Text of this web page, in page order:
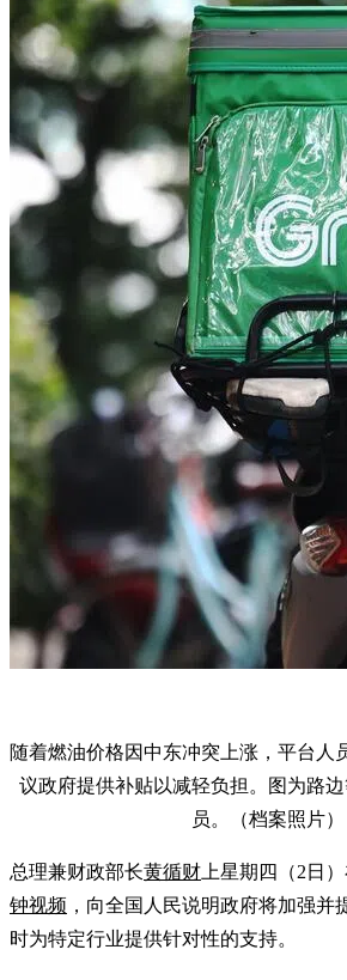
随着燃油价格因中东冲突上涨，平台人
议政府提供补贴以减轻负担。图为路
员。（档案照片）
总理兼财政部长黄循财上星期四（2日
钟视频 ，向全国人民说明政府将加强并
时为特定行业提供针对性的支持。